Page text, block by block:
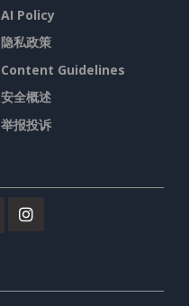
AI Policy
隐私政策
Content Guidelines
安全概述
举报投诉